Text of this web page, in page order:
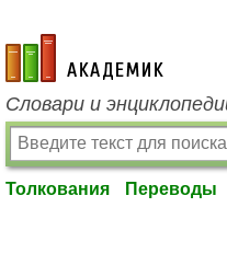
academic.ru
Словари и
Толкования Переводы